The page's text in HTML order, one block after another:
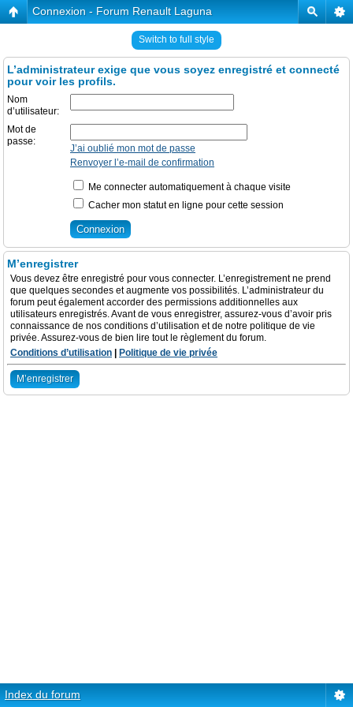
Connexion - Forum Renault Laguna
Switch to full style
L’administrateur exige que vous soyez enregistré et connecté
pour voir les profils.
Nom
d’utilisateur:
Mot de
passe:
J’ai oublié mon mot de passe
Renvoyer l’e-mail de confirmation
Me connecter automatiquement à chaque visite
Cacher mon statut en ligne pour cette session
M’enregistrer
Vous devez être enregistré pour vous connecter. L’enregistrement ne prend
que quelques secondes et augmente vos possibilités. L’administrateur du
forum peut également accorder des permissions additionnelles aux
utilisateurs enregistrés. Avant de vous enregistrer, assurez-vous d’avoir pris
connaissance de nos conditions d’utilisation et de notre politique de vie
privée. Assurez-vous de bien lire tout le règlement du forum.
Conditions d’utilisation
Politique de vie privée
M’enregistrer
Index du forum